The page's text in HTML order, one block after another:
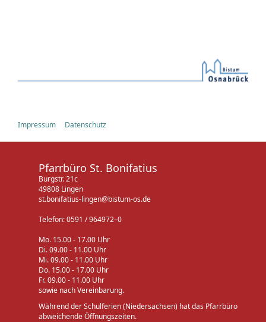
Impressum Datenschutz
Pfarrbüro St. Bonifatius
Burgstr. 21c
49808 Lingen
st.bonifatius-lingen@bistum-os.de
Telefon: 0591 / 964972–0
Mo. 15.00 - 17.00 Uhr
Di. 09.00 - 11.00 Uhr
Mi. 09.00 - 11.00 Uhr
Do. 15.00 - 17.00 Uhr
Fr. 09.00 - 11.00 Uhr
sowie nach Vereinbarung.
Während der Schulferien (Niedersachsen) hat das Pfarrbüro
abweichende Öffnungszeiten.